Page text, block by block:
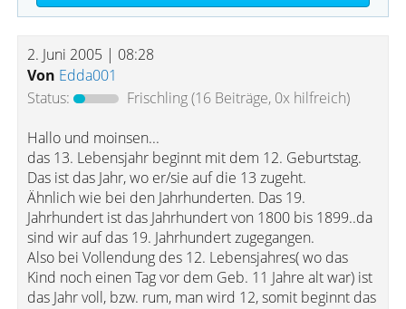
2. Juni 2005 | 08:28
Von Edda001
Status:
Frischling(16 Beiträge, 0x hilfreich)
Hallo und moinsen...
das 13. Lebensjahr beginnt mit dem 12. Geburtstag.
Das ist das Jahr, wo er/sie auf die 13 zugeht.
Ähnlich wie bei den Jahrhunderten. Das 19.
Jahrhundert ist das Jahrhundert von 1800 bis 1899..da
sind wir auf das 19. Jahrhundert zugegangen.
Also bei Vollendung des 12. Lebensjahres( wo das
Kind noch einen Tag vor dem Geb. 11 Jahre alt war) ist
das Jahr voll, bzw. rum, man wird 12, somit beginnt das